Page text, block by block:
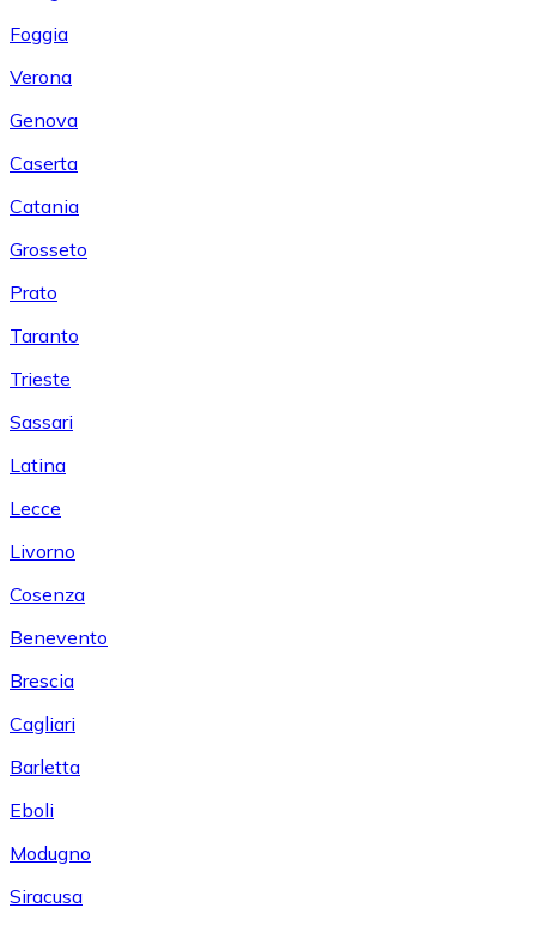
Foggia
Verona
Genova
Caserta
Catania
Grosseto
Prato
Taranto
Trieste
Sassari
Latina
Lecce
Livorno
Cosenza
Benevento
Brescia
Cagliari
Barletta
Eboli
Modugno
Siracusa